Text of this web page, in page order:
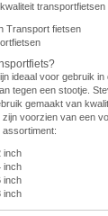
Transport fietsen
ideaal voor gebruik
tegen een stootje.
gemaakt van
voorzien van een
assortiment:
inch
inch
inch
inch